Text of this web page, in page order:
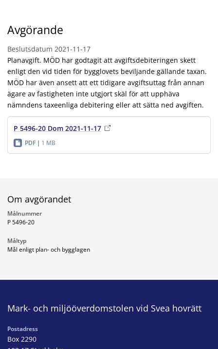
Avgörande
Beslutsdatum 2021-11-17
Planavgift. MÖD har godtagit att avgiftsdebiteringen skett
enligt den vid tiden för bygglovets beviljande gällande taxan.
MÖD har även ansett att ett tidigare avgiftsuttag från annan
ägare av fastigheten inte utgjort skäl för att upphäva
nämndens taxeenliga debitering eller att sätta ned avgiften.
P 5496-20 Dom 2021-11-17
PDF 1 MB
Om avgörandet
Målnummer
P 5496-20
Måltyp
Mål enligt plan- och bygglagen
Mark- och miljööverdomstolen vid Svea hovrätt
Postadress
Box 2290